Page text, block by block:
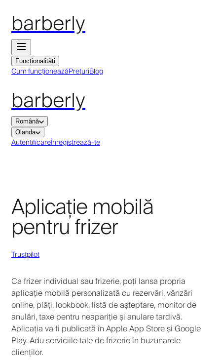
barberly
Funcționalități
Cum funcționeazăPrețuriBlog
barberly
Română
Olanda
AutentificareÎnregistrează-te
Aplicație mobilă
pentru frizer
Trustpilot
Ca frizer individual sau frizerie, poți lansa propria
aplicație mobilă personalizată cu rezervări, vânzări
online, plăți, lookbook, listă de așteptare, monitor de
anulări, taxe pentru neapariție și anulare tardivă.
Aplicația va fi publicată în Apple App Store și Google
Play. Adu serviciile tale de frizerie în buzunarele
clienților.